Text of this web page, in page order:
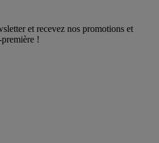
et recevez nos promotions et
!